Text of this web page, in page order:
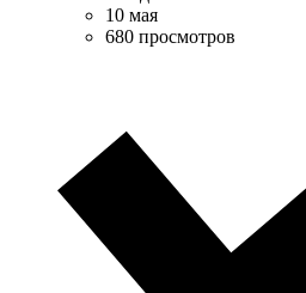
10 мая
680 просмотров